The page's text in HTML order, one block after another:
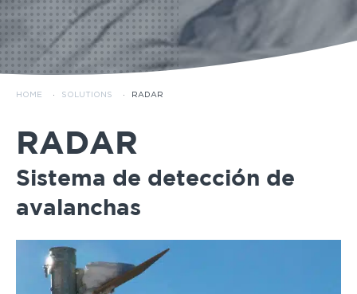
HOME · SOLUTIONS · RADAR
RADAR
Sistema de detección de
avalanchas